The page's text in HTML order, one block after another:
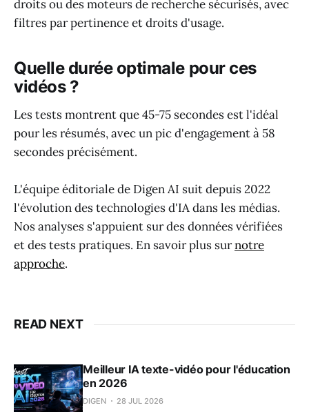
droits ou des moteurs de recherche sécurisés, avec
filtres par pertinence et droits d'usage.
Quelle durée optimale pour ces
vidéos ?
Les tests montrent que 45-75 secondes est l'idéal
pour les résumés, avec un pic d'engagement à 58
secondes précisément.
L'équipe éditoriale de Digen AI suit depuis 2022
l'évolution des technologies d'IA dans les médias.
Nos analyses s'appuient sur des données vérifiées
et des tests pratiques. En savoir plus surnotre
approche.
READ NEXT
Meilleur IA texte-vidéo pour l'éducation
en 2026
DIGEN 28 JUL 2026